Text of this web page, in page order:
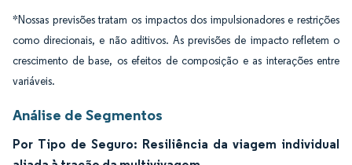
*Nossas previsões tratam os impactos dos impulsionadores e restrições
como direcionais, e não aditivos. As previsões de impacto refletem o
crescimento de base, os efeitos de composição e as interações entre
variáveis.
Análise de Segmentos
Por Tipo de Seguro: Resiliência da viagem individual